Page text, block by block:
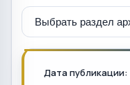
Дата публикации: